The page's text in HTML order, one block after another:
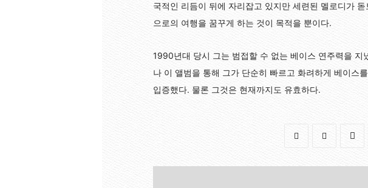
국적인 리듬이 뒤에 자리잡고 있지만 세련된 멜로디가
으로의 여행을 꿈꾸게 하는 것이 목적을 뿐이다.
1990년대 당시 그는 범접할 수 없는 베이스 연주력을
나 이 앨범을 통해 그가 단순히 빠르고 화려하게 베이스
입증했다. 물론 그것은 현재까지도 유효하다.